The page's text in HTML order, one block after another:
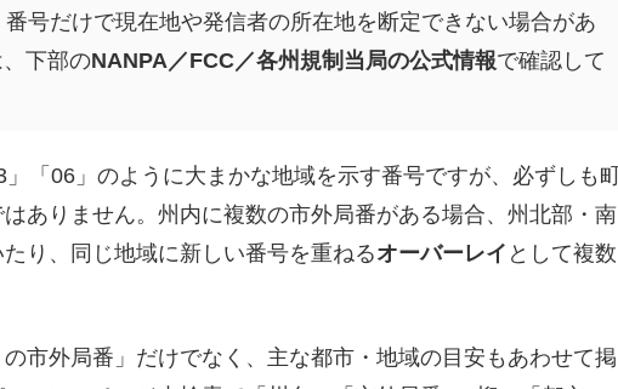
号だけで現在地や発信者の所在地を断定できない場合があ
下部のNANPA／FCC／各州規制当局の公式情報で確認して
「06」のように大まかな地域を示す番号ですが、必ずしも町
ありません。州内に複数の市外局番がある場合、州北部・南
り、同じ地域に新しい番号を重ねるオーバーレイ として複数
市外局番」だけでなく、主な都市・地域の目安もあわせて掲